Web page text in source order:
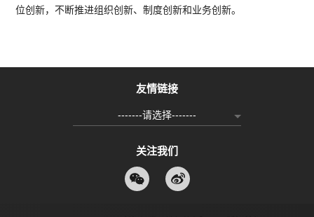
位创新，不断推进组织创新、制度创新和业务创新。
友情链接
-------请选择-------
关注我们